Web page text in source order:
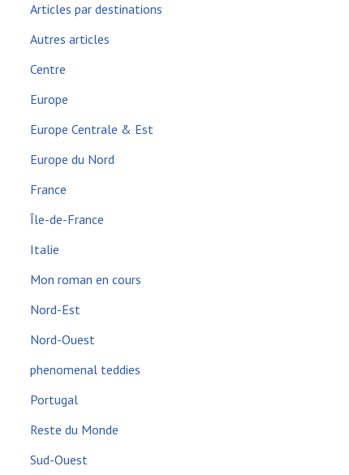
Articles par destinations
Autres articles
Centre
Europe
Europe Centrale & Est
Europe du Nord
France
Île-de-France
Italie
Mon roman en cours
Nord-Est
Nord-Ouest
phenomenal teddies
Portugal
Reste du Monde
Sud-Ouest